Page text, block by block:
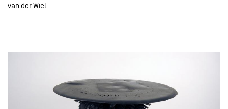
van der Wiel